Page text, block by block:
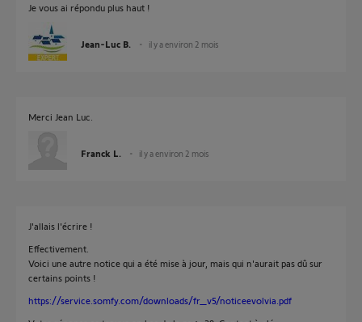
Je vous ai répondu plus haut !
Jean-Luc B. il y a environ 2 mois
Merci Jean Luc.
Franck L. il y a environ 2 mois
J'allais l'écrire !
Effectivement.
Voici une autre notice qui a été mise à jour, mais qui n'aurait pas dû sur
certains points !
https://service.somfy.com/downloads/fr_v5/noticeevolvia.pdf